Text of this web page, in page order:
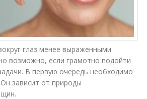
глаз менее выраженными
возможно, если грамотно подойти
В первую очередь необходимо
зависит от природы